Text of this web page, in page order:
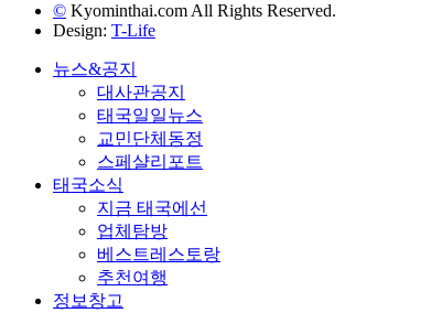
© Kyominthai.com All Rights Reserved.
Design: T-Life
뉴스&공지
대사관공지
태국일일뉴스
교민단체동정
스페샬리포트
태국소식
지금 태국에선
업체탐방
베스트레스토랑
추천여행
정보창고